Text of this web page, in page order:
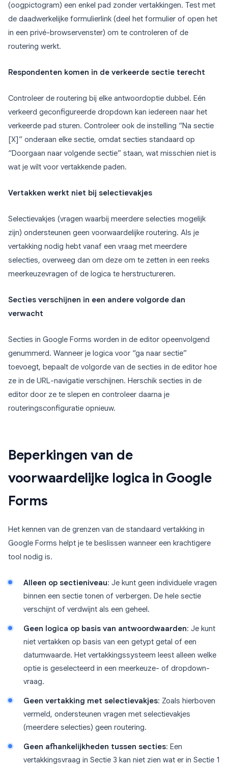
(oogpictogram) een enkel pad zonder vertakkingen. Test met
de daadwerkelijke formulierlink (deel het formulier of open het
in een privé-browservenster) om te controleren of de
routering werkt.
Respondenten komen in de verkeerde sectie terecht
Controleer de routering bij elke antwoordoptie dubbel. Eén
verkeerd geconfigureerde dropdown kan iedereen naar het
verkeerde pad sturen. Controleer ook de instelling “Na sectie
[X]” onderaan elke sectie, omdat secties standaard op
“Doorgaan naar volgende sectie” staan, wat misschien niet is
wat je wilt voor vertakkende paden.
Vertakken werkt niet bij selectievakjes
Selectievakjes (vragen waarbij meerdere selecties mogelijk
zijn) ondersteunen geen voorwaardelijke routering. Als je
vertakking nodig hebt vanaf een vraag met meerdere
selecties, overweeg dan om deze om te zetten in een reeks
meerkeuzevragen of de logica te herstructureren.
Secties verschijnen in een andere volgorde dan
verwacht
Secties in Google Forms worden in de editor opeenvolgend
genummerd. Wanneer je logica voor “ga naar sectie”
toevoegt, bepaalt de volgorde van de secties in de editor hoe
ze in de URL-navigatie verschijnen. Herschik secties in de
editor door ze te slepen en controleer daarna je
routeringsconfiguratie opnieuw.
Beperkingen van de
voorwaardelijke logica in Google
Forms
Het kennen van de grenzen van de standaard vertakking in
Google Forms helpt je te beslissen wanneer een krachtigere
tool nodig is.
Alleen op sectieniveau: Je kunt geen individuele vragen
binnen een sectie tonen of verbergen. De hele sectie
verschijnt of verdwijnt als een geheel.
Geen logica op basis van antwoordwaarden: Je kunt
niet vertakken op basis van een getypt getal of een
datumwaarde. Het vertakkingssysteem leest alleen welke
optie is geselecteerd in een meerkeuze- of dropdown-
vraag.
Geen vertakking met selectievakjes: Zoals hierboven
vermeld, ondersteunen vragen met selectievakjes
(meerdere selecties) geen routering.
Geen afhankelijkheden tussen secties: Een
vertakkingsvraag in Sectie 3 kan niet zien wat er in Sectie 1